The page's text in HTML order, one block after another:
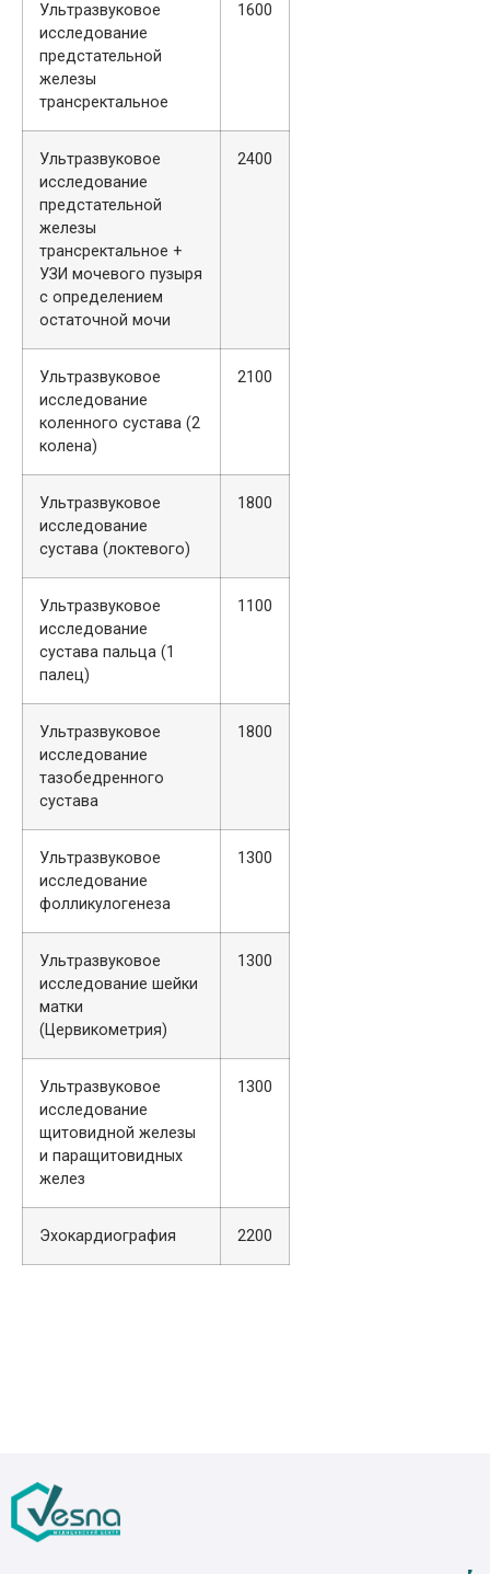
Ультразвуковое
исследование
предстательной
железы
трансректальное
1600
Ультразвуковое
исследование
предстательной
железы
трансректальное +
УЗИ мочевого пузыря
с определением
остаточной мочи
2400
Ультразвуковое
исследование
коленного сустава (2
колена)
2100
Ультразвуковое
исследование
сустава (локтевого)
1800
Ультразвуковое
исследование
сустава пальца (1
палец)
1100
Ультразвуковое
исследование
тазобедренного
сустава
1800
Ультразвуковое
исследование
фолликулогенеза
1300
Ультразвуковое
исследование шейки
матки
(Цервикометрия)
1300
Ультразвуковое
исследование
щитовидной железы
и паращитовидных
желез
1300
Эхокардиография 2200